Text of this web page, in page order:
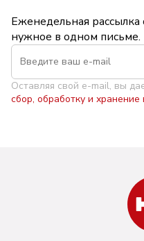
Еженедельная
нужное в одном письме.
Оставляя свой e-mail, вы
сбор, обработку и